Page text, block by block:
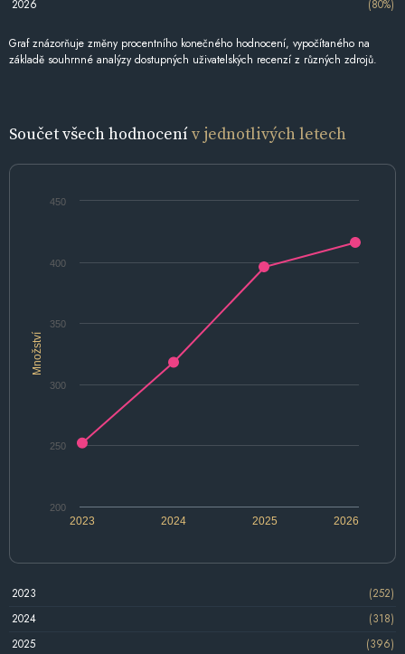
2026
(80%)
Graf znázorňuje změny procentního konečného hodnocení, vypočítaného na
základě souhrnné analýzy dostupných uživatelských recenzí z různých zdrojů.
Součet všech hodnocenív jednotlivých letech
Množství
2024 2026
2023 2025
200
250
300
350
400
450
2023
(252)
2024
(318)
2025
(396)